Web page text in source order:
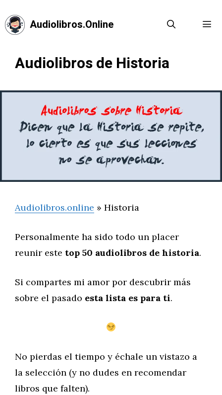
al
Audiolibros.Online
Audiolibros de Historia
Audiolibros.online » Historia
Personalmente ha sido todo un placer
reunir este top 50 audiolibros de historia.
Si compartes mi amor por descubrir más
sobre el pasado esta lista es para ti.
No pierdas el tiempo y échale un vistazo a
la selección (y no dudes en recomendar
libros que falten).